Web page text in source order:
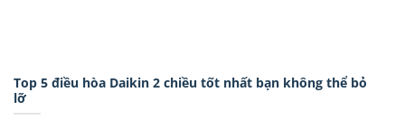
Top 5 điều hòa Daikin 2 chiều tốt nhất bạn không thể bỏ
lỡ